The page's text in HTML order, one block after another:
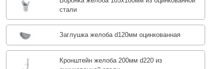
стали
Заглушка желоба d120мм оцинкованная
Кронштейн желоба 200мм d220 из